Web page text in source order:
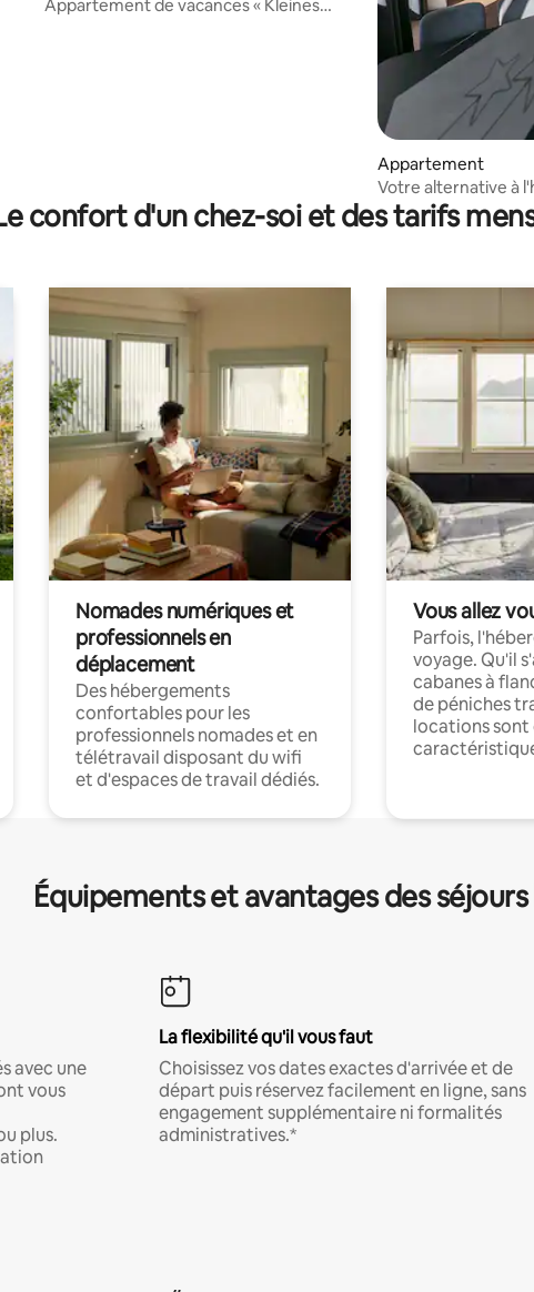
Appartement de vacances « Kleines
Appartement
Votre alternative à
confort d'un chez-soi et des tarifs
Nomades numériques et
professionnels en
déplacement
Des hébergements
confortables pour les
professionnels nomades et en
télétravail disposant du wifi
et d'espaces de travail dédiés.
Vous allez
Parfois,
voyage. Qu'il
cabanes à
de péniches
locations sont
Équipements et avantages des
avec une
vous
plus.
La flexibilité qu'il vous faut
Choisissez vos dates exactes d'arrivée et de
départ puis réservez facilement en ligne, sans
engagement supplémentaire ni formalités
administratives.*